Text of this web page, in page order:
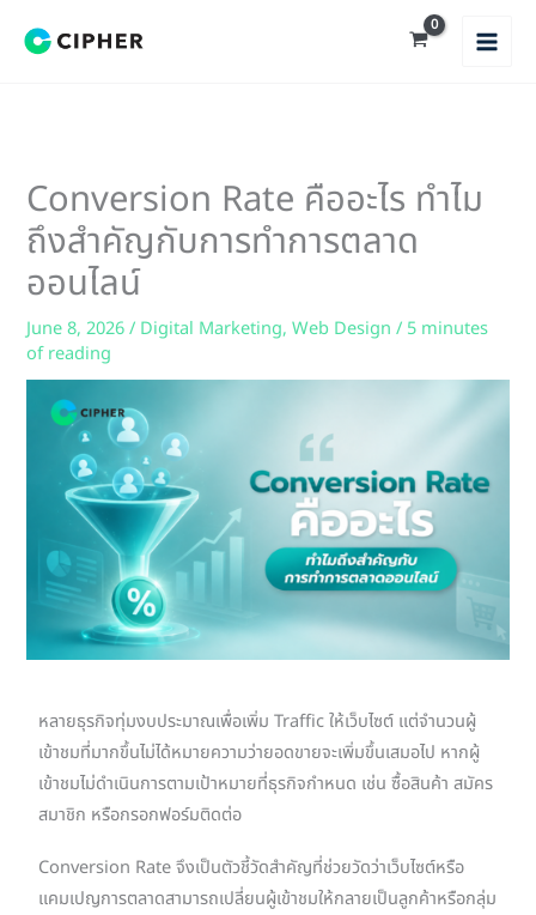
Conversion Rate คืออะไร ทำไม
ถึงสำคัญกับการทำการตลาด
ออนไลน์
June 8, 2026/ Digital Marketing,Web Design / 5 minutes
of reading
หลายธุรกิจทุ่มงบประมาณเพื่อเพิ่ม Traffic ให้เว็บไซต์ แต่จำนวนผู้
เข้าชมที่มากขึ้นไม่ได้หมายความว่ายอดขายจะเพิ่มขึ้นเสมอไป หากผู้
เข้าชมไม่ดำเนินการตามเป้าหมายที่ธุรกิจกำหนด เช่น ซื้อสินค้า สมัคร
สมาชิก หรือกรอกฟอร์มติดต่อ
Conversion Rate จึงเป็นตัวชี้วัดสำคัญที่ช่วยวัดว่าเว็บไซต์หรือ
แคมเปญการตลาดสามารถเปลี่ยนผู้เข้าชมให้กลายเป็นลูกค้าหรือกลุ่ม